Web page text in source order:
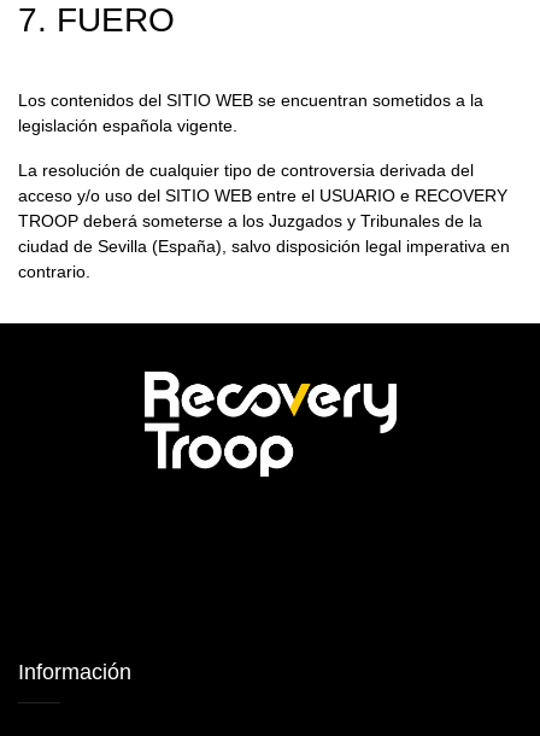
7. FUERO
Los contenidos del SITIO WEB se encuentran sometidos a la
legislación española vigente.
La resolución de cualquier tipo de controversia derivada del
acceso y/o uso del SITIO WEB entre el USUARIO e RECOVERY
TROOP deberá someterse a los Juzgados y Tribunales de la
ciudad de Sevilla (España), salvo disposición legal imperativa en
contrario.
Información